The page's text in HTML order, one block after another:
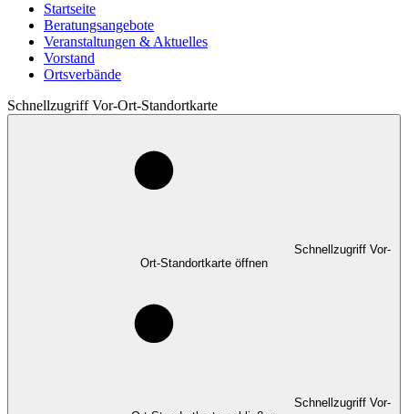
Startseite
Beratungsangebote
Veranstaltungen & Aktuelles
Vorstand
Ortsverbände
Schnellzugriff Vor-Ort-Standortkarte
Schnellzugriff Vor-
Ort-Standortkarte öffnen
Schnellzugriff Vor-